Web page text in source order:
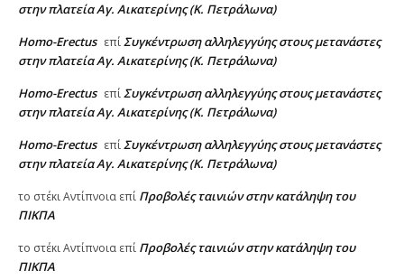
στην πλατεία Αγ. Αικατερίνης (Κ. Πετράλωνα)
Homo-Erectus επίΣυγκέντρωση αλληλεγγύης στους μετανάστες
στην πλατεία Αγ. Αικατερίνης (Κ. Πετράλωνα)
Homo-Erectus επίΣυγκέντρωση αλληλεγγύης στους μετανάστες
στην πλατεία Αγ. Αικατερίνης (Κ. Πετράλωνα)
Homo-Erectus επίΣυγκέντρωση αλληλεγγύης στους μετανάστες
στην πλατεία Αγ. Αικατερίνης (Κ. Πετράλωνα)
το στέκι Αντίπνοια επί Προβολές ταινιών στην κατάληψη του
ΠΙΚΠΑ
το στέκι Αντίπνοια επί Προβολές ταινιών στην κατάληψη του
ΠΙΚΠΑ